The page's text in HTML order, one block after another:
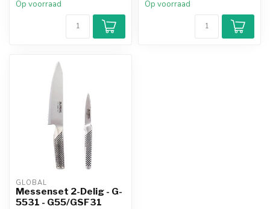
Op voorraad Op voorraad
GLOBAL
Messenset 2-Delig - G-
5531 - G55/GSF31